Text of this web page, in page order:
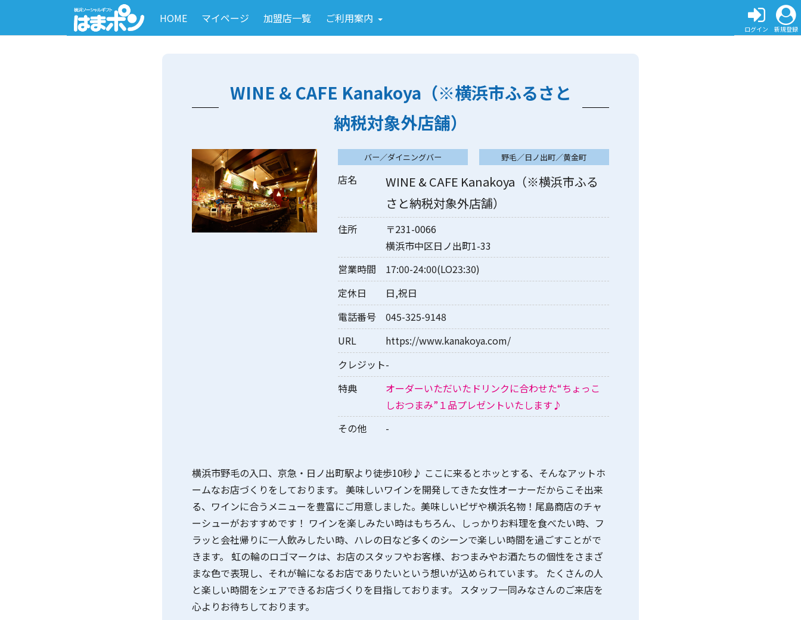
ログイン 新規登録
HOME マイページ 加盟店一覧 ご利用案内
WINE & CAFE Kanakoya（※横浜市ふるさと
納税対象外店舗）
バー／ダイニングバー 野毛／日ノ出町／黄金町
店名
WINE & CAFE Kanakoya（※横浜市ふる
さと納税対象外店舗）
住所
〒231-0066
横浜市中区日ノ出町1-33
営業時間
17:00-24:00(LO23:30)
定休日
日,祝日
電話番号
045-325-9148
URL
https://www.kanakoya.com/
クレジット-
特典
オーダーいただいたドリンクに合わせた“ちょっこ
しおつまみ”１品プレゼントいたします♪
その他
-
横浜市野毛の入口、京急・日ノ出町駅より徒歩10秒♪ ここに来るとホッとする、そんなアットホ
ームなお店づくりをしております。 美味しいワインを開発してきた女性オーナーだからこそ出来
る、ワインに合うメニューを豊富にご用意しました。美味しいピザや横浜名物！尾島商店のチャ
ーシューがおすすめです！ ワインを楽しみたい時はもちろん、しっかりお料理を食べたい時、フ
ラッと会社帰りに一人飲みしたい時、ハレの日など多くのシーンで楽しい時間を過ごすことがで
きます。 虹の輪のロゴマークは、お店のスタッフやお客様、おつまみやお酒たちの個性をさまざ
まな色で表現し、それが輪になるお店でありたいという想いが込められています。 たくさんの人
と楽しい時間をシェアできるお店づくりを目指しております。 スタッフ一同みなさんのご来店を
心よりお待ちしております。